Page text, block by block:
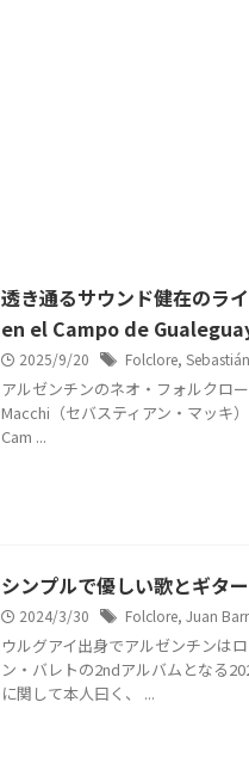
透き通るサウンド健在の
en el Campo de Gualeguay
2025/9/20 Folclore,
アルゼンチンのネオ・フォルクロ
Macchi（セバスティアン・マッキ
Cam ...
シンプルで優しい歌とギタ
2024/3/30 Folclore, Juan
ウルグアイ出身でアルゼンチンは
ン・バレトの2ndアルバムとなる
に関して本人曰く、 ...